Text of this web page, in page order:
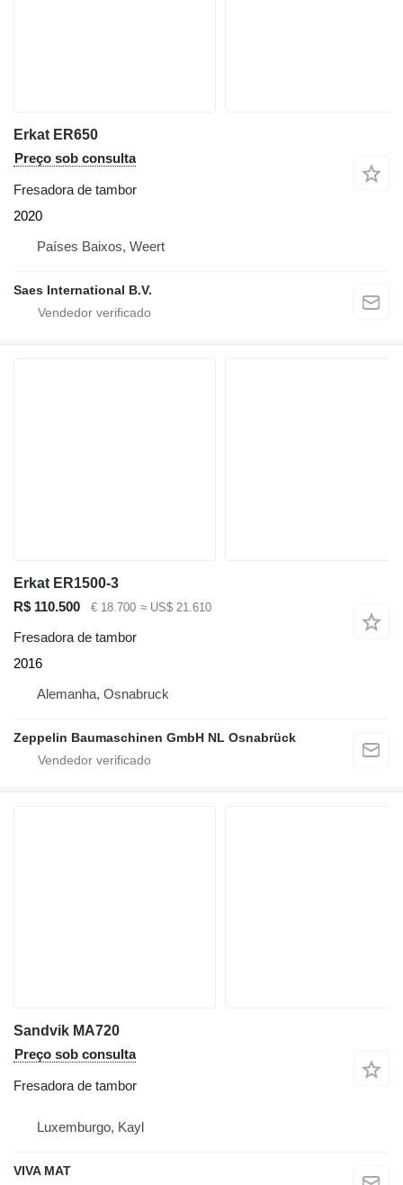
Erkat ER650
Preço sob consulta
Fresadora de tambor
2020
Países Baixos, Weert
Saes International B.V.
Erkat ER1500-3
R$ 110.500
€ 18.700 ≈ US$ 21.610
Fresadora de tambor
2016
Alemanha, Osnabruck
Zeppelin Baumaschinen GmbH NL Osnabrück
Sandvik MA720
Preço sob consulta
Fresadora de tambor
Luxemburgo, Kayl
VIVA MAT